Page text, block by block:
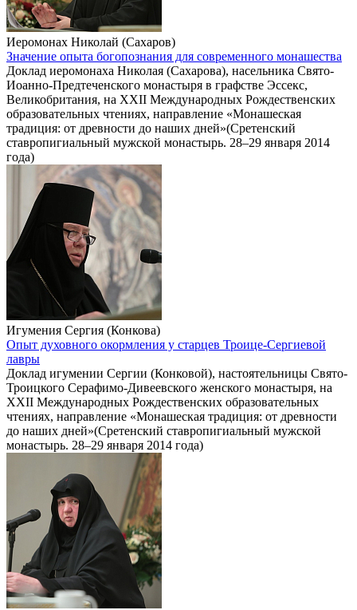
Иеромонах Николай (Сахаров)
Значение опыта богопознания для современного монашества
Доклад иеромонаха Николая (Сахарова), насельника Свято-
Иоанно-Предтеченского монастыря в графстве Эссекс,
Великобритания, на XXII Международных Рождественских
образовательных чтениях, направление «Монашеская
традиция: от древности до наших дней»(Сретенский
ставропигиальный мужской монастырь. 28–29 января 2014
года)
Игумения Сергия (Конкова)
Опыт духовного окормления у старцев Троице-Сергиевой
лавры
Доклад игумении Сергии (Конковой), настоятельницы Свято-
Троицкого Серафимо-Дивеевского женского монастыря, на
XXII Международных Рождественских образовательных
чтениях, направление «Монашеская традиция: от древности
до наших дней»(Сретенский ставропигиальный мужской
монастырь. 28–29 января 2014 года)